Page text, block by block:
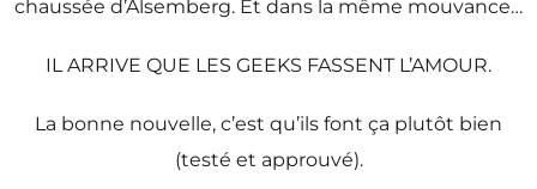
chaussée d’Alsemberg. Et dans la même mouvance…
IL ARRIVE QUE LES GEEKS FASSENT L’AMOUR.
La bonne nouvelle, c’est qu’ils font ça plutôt bien
(testé et approuvé).